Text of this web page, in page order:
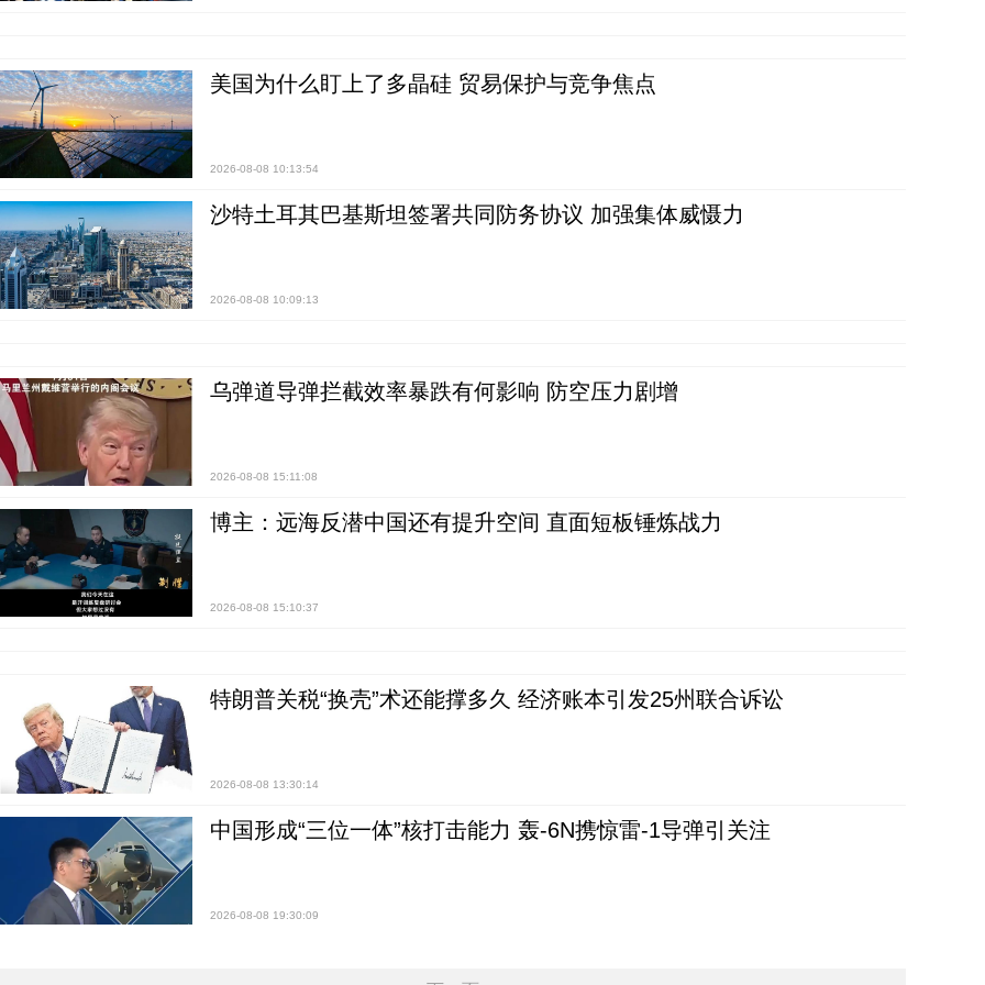
美国为什么盯上了多晶硅 贸易保护与竞争焦点
2026-08-08 10:13:54
沙特土耳其巴基斯坦签署共同防务协议 加强集体威慑力
2026-08-08 10:09:13
乌弹道导弹拦截效率暴跌有何影响 防空压力剧增
2026-08-08 15:11:08
博主：远海反潜中国还有提升空间 直面短板锤炼战力
2026-08-08 15:10:37
特朗普关税“换壳”术还能撑多久 经济账本引发25州联合诉讼
2026-08-08 13:30:14
中国形成“三位一体”核打击能力 轰-6N携惊雷-1导弹引关注
2026-08-08 19:30:09